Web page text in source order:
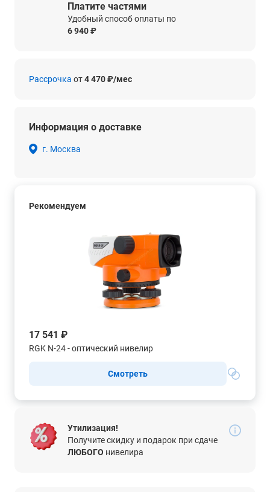
Платите частями
Удобный способ оплаты по
6 940 ₽
Рассрочка от4 470 ₽/мес
Информация о доставке
г. Москва
Рекомендуем
17 541 ₽
RGK N-24 - оптический нивелир
Смотреть
Утилизация!
Получите скидку и подарок при сдаче
ЛЮБОГО нивелира